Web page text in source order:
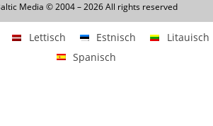
Media © 2004 – 2026 All rights reserved
Lettisch Estnisch Litauisch
Spanisch